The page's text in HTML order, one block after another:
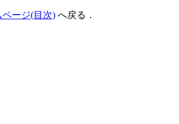
ページ(目次) へ戻る．